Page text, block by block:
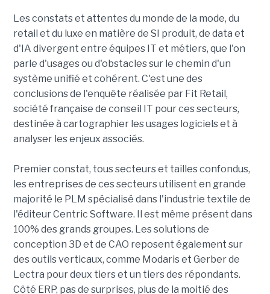
Les constats et attentes du monde de la mode, du
retail et du luxe en matière de SI produit, de data et
d'IA divergent entre équipes IT et métiers, que l'on
parle d'usages ou d'obstacles sur le chemin d'un
système unifié et cohérent. C'est une des
conclusions de l'enquête réalisée par Fit Retail,
société française de conseil IT pour ces secteurs,
destinée à cartographier les usages logiciels et à
analyser les enjeux associés.
Premier constat, tous secteurs et tailles confondus,
les entreprises de ces secteurs utilisent en grande
majorité le PLM spécialisé dans l'industrie textile de
l'éditeur Centric Software. Il est même présent dans
100% des grands groupes. Les solutions de
conception 3D et de CAO reposent également sur
des outils verticaux, comme Modaris et Gerber de
Lectra pour deux tiers et un tiers des répondants.
Côté ERP, pas de surprises, plus de la moitié des